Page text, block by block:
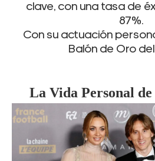
clave, con una tasa de
87%.
Con su actuación
Balón de Oro
La Vida Personal